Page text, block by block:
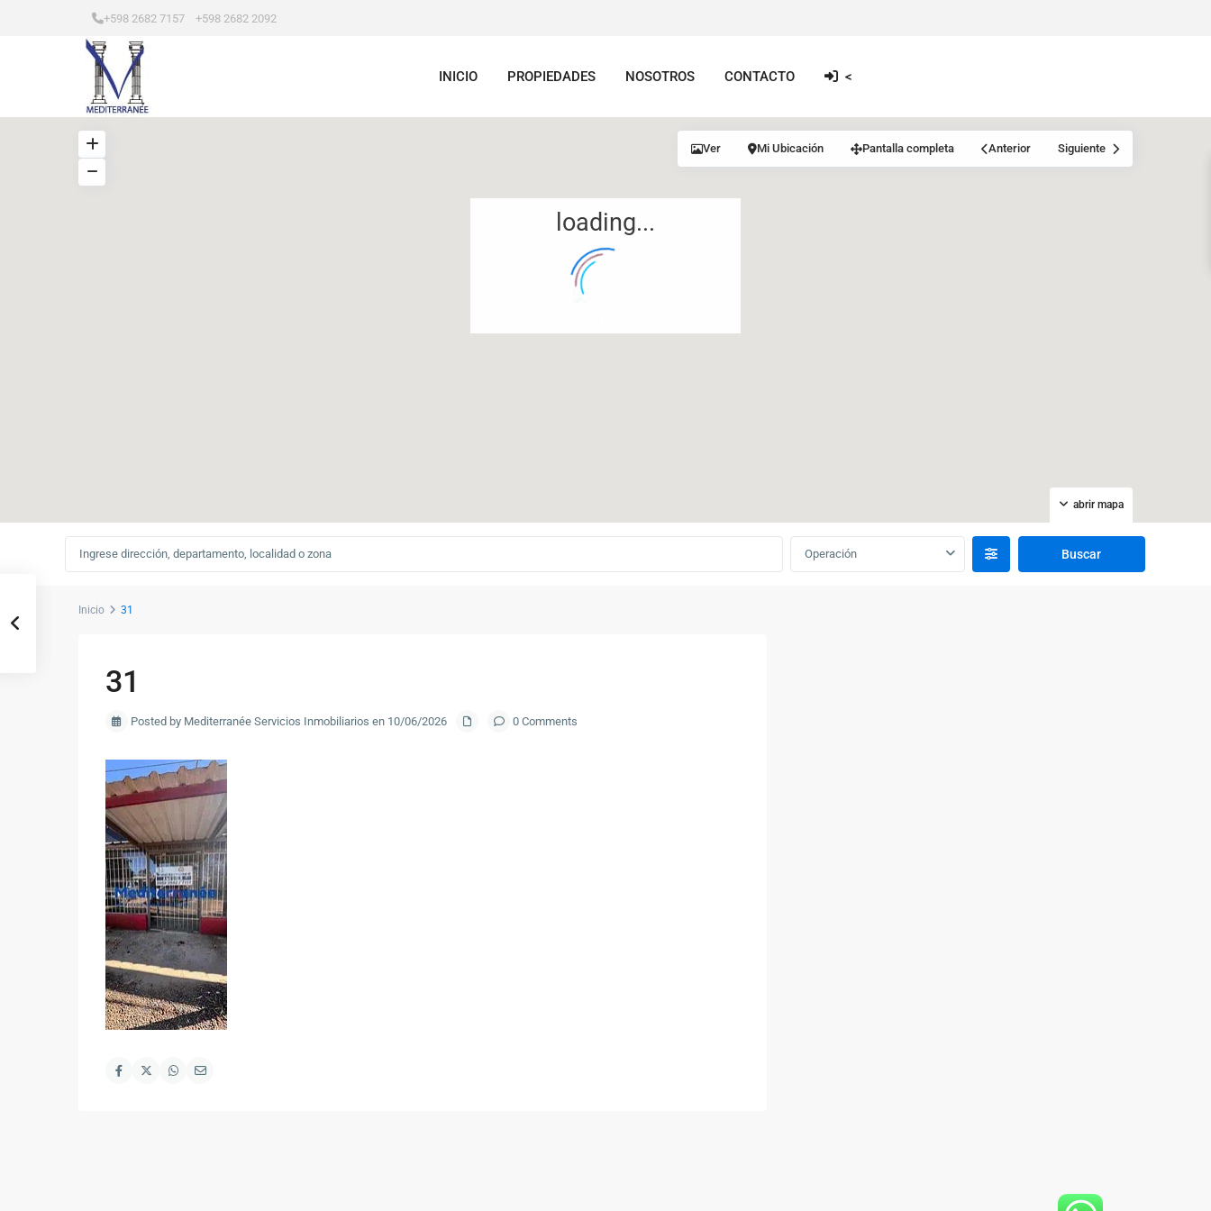
+598 2682 7157 +598 2682 2092
INICIO PROPIEDADES NOSOTROS CONTACTO <
loading...
abrir mapa
Ver Mi Ubicación Pantalla completa Anterior Siguiente
Operación
Inicio 31
31
Posted by Mediterranée Servicios Inmobiliarios en 10/06/2026 0 Comments